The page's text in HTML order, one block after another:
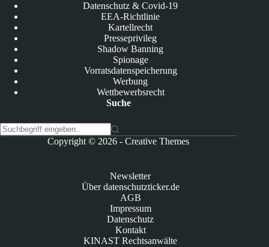
Datenschutz & Covid-19
EEA-Richtlinie
Kartellrecht
Presseprivileg
Shadow Banning
Spionage
Vorratsdatenspeicherung
Werbung
Wettbewerbsrecht
Suche
Copyright © 2026 -Creative Themes
Newsletter
Über datenschutzticker.de
AGB
Impressum
Datenschutz
Kontakt
KINAST Rechtsanwälte